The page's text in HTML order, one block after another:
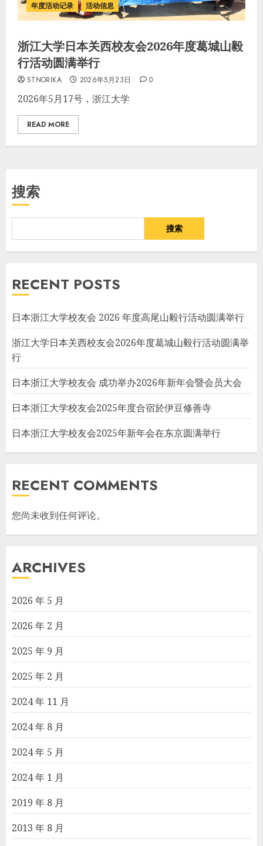
年度活动记录 活动信息
浙江大学日本关西校友会2026年度葛城山毅
行活动圆满举行
STNORIKA 2026年5月23日 0
2026年5月17号，浙江大学
READ MORE
搜索
搜索
RECENT POSTS
日本浙江大学校友会 2026 年度高尾山毅行活动圆满举行
浙江大学日本关西校友会2026年度葛城山毅行活动圆满举
行
日本浙江大学校友会 成功举办2026年新年会暨会员大会
日本浙江大学校友会2025年度合宿於伊豆修善寺
日本浙江大学校友会2025年新年会在东京圆满举行
RECENT COMMENTS
您尚未收到任何评论。
ARCHIVES
2026 年 5 月
2026 年 2 月
2025 年 9 月
2025 年 2 月
2024 年 11 月
2024 年 8 月
2024 年 5 月
2024 年 1 月
2019 年 8 月
2013 年 8 月